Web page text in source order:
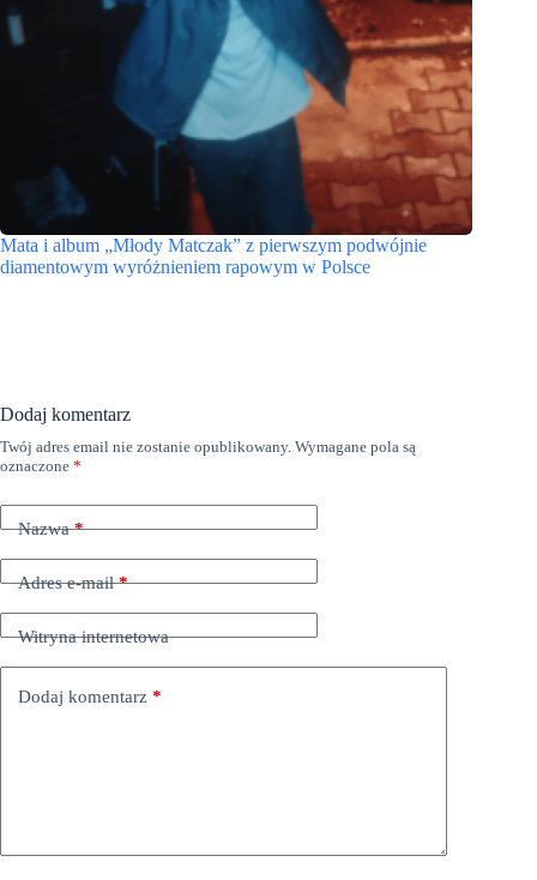
Mata i album „Młody Matczak” z pierwszym podwójnie
diamentowym wyróżnieniem rapowym w Polsce
Dodaj komentarz
Twój adres email nie zostanie opublikowany. Wymagane pola są
oznaczone *
Nazwa*
Adres e-mail*
Witryna internetowa
Dodaj komentarz *